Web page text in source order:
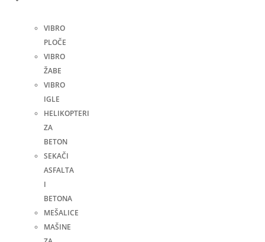
VIBRO
PLOČE
VIBRO
ŽABE
VIBRO
IGLE
HELIKOPTERI
ZA
BETON
SEKAČI
ASFALTA
I
BETONA
MEŠALICE
MAŠINE